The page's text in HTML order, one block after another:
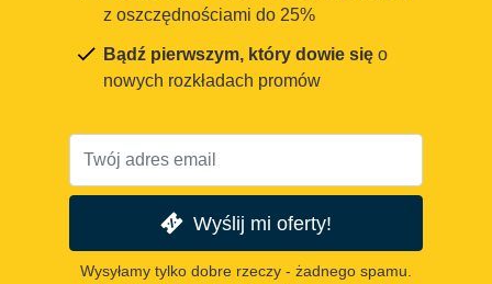
z oszczędnościami do 25%
Bądź pierwszym, który dowie się o
nowych rozkładach promów
Wyślij mi oferty!
Wysyłamy tylko dobre rzeczy - żadnego spamu.